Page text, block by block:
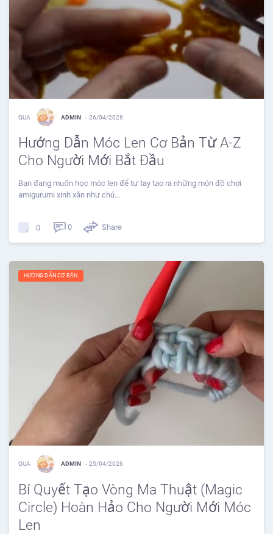
QUA ADMIN - 26/04/2026
Hướng Dẫn Móc Len Cơ Bản Từ A-Z
Cho Người Mới Bắt Đầu
Bạn đang muốn học móc len để tự tay tạo ra những món đồ chơi
amigurumi xinh xắn như chú…
0 0 Share
HƯỚNG DẪN CƠ BẢN
QUA ADMIN - 25/04/2026
Bí Quyết Tạo Vòng Ma Thuật (Magic
Circle) Hoàn Hảo Cho Người Mới Móc
Len